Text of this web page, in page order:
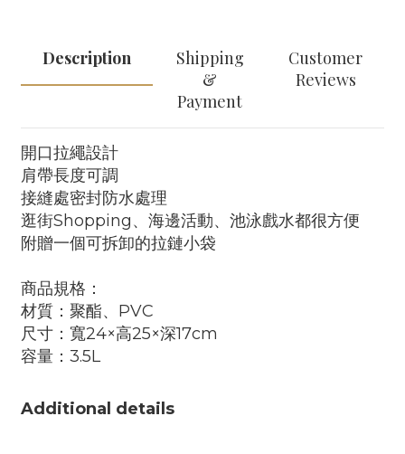
Description
Shipping
&
Payment
Customer
Reviews
開口拉繩設計
肩帶長度可調
接縫處密封防水處理
逛街Shopping、海邊活動、池泳戲水都很方便
附贈一個可拆卸的拉鏈小袋
商品規格：
材質：聚酯、PVC
尺寸：寬24×高25×深17cm
容量：3.5L
Additional details